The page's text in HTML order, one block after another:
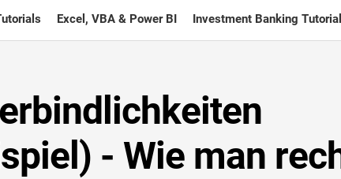
Excel, VBA & Power BI Investment Banking
- Wie man